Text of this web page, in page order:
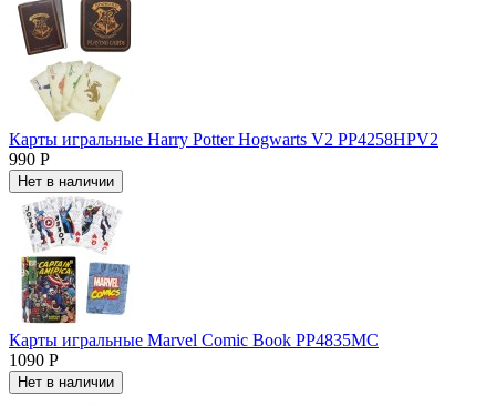
Карты игральные Harry Potter Hogwarts V2 PP4258HPV2
990 Р
Нет в наличии
Карты игральные Marvel Comic Book PP4835MC
1090 Р
Нет в наличии